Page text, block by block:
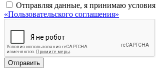
Отправляя данные, я принимаю условия
«Пользовательского соглашения»
Отправить